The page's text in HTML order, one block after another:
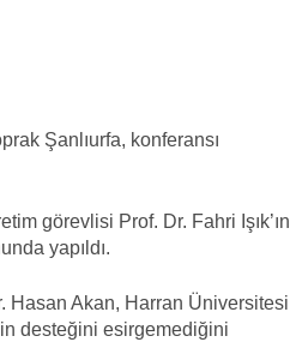
Şanlıurfa, konferansı
görevlisi Prof. Dr. Fahri Işık’ın
yapıldı.
Hasan Akan, Harran Üniversitesi
desteğini esirgemediğini